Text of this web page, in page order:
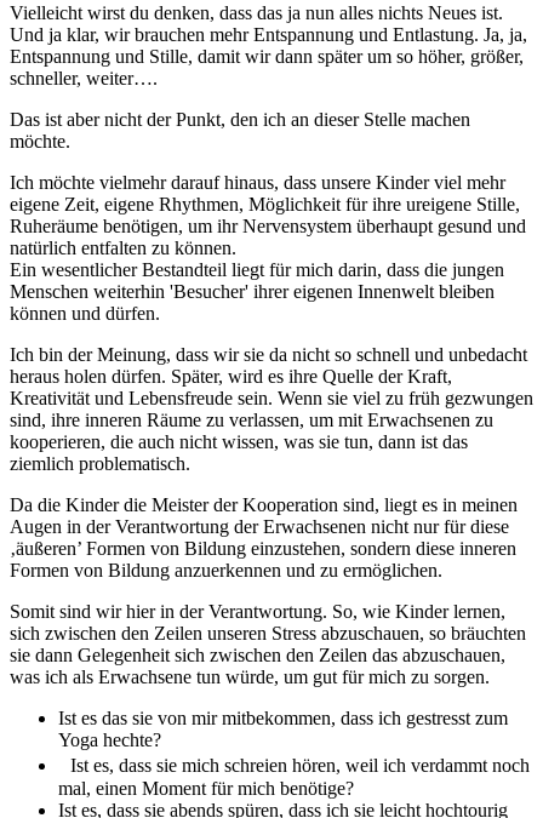
Vielleicht wirst du denken, dass das ja nun alles nichts Neues ist.
Und ja klar, wir brauchen mehr Entspannung und Entlastung. Ja, ja,
Entspannung und Stille, damit wir dann später um so höher, größer,
schneller, weiter….
Das ist aber nicht der Punkt, den ich an dieser Stelle machen
möchte.
Ich möchte vielmehr darauf hinaus, dass unsere Kinder viel mehr
eigene Zeit, eigene Rhythmen, Möglichkeit für ihre ureigene Stille,
Ruheräume benötigen, um ihr Nervensystem überhaupt gesund und
natürlich entfalten zu können.
Ein wesentlicher Bestandteil liegt für mich darin, dass die jungen
Menschen weiterhin 'Besucher' ihrer eigenen Innenwelt bleiben
können und dürfen.
Ich bin der Meinung, dass wir sie da nicht so schnell und unbedacht
heraus holen dürfen. Später, wird es ihre Quelle der Kraft,
Kreativität und Lebensfreude sein. Wenn sie viel zu früh gezwungen
sind, ihre inneren Räume zu verlassen, um mit Erwachsenen zu
kooperieren, die auch nicht wissen, was sie tun, dann ist das
ziemlich problematisch.
Da die Kinder die Meister der Kooperation sind, liegt es in meinen
Augen in der Verantwortung der Erwachsenen nicht nur für diese
‚äußeren’ Formen von Bildung einzustehen, sondern diese inneren
Formen von Bildung anzuerkennen und zu ermöglichen.
Somit sind wir hier in der Verantwortung. So, wie Kinder lernen,
sich zwischen den Zeilen unseren Stress abzuschauen, so bräuchten
sie dann Gelegenheit sich zwischen den Zeilen das abzuschauen,
was ich als Erwachsene tun würde, um gut für mich zu sorgen.
Ist es das sie von mir mitbekommen, dass ich gestresst zum
Yoga hechte?
Ist es, dass sie mich schreien hören, weil ich verdammt noch
mal, einen Moment für mich benötige?
Ist es, dass sie abends spüren, dass ich sie leicht hochtourig